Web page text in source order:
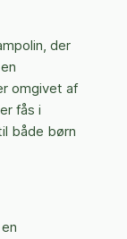
der
omgivet af
fås i
både børn